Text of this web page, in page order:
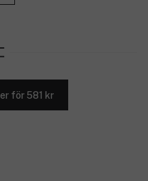
för 581 kr